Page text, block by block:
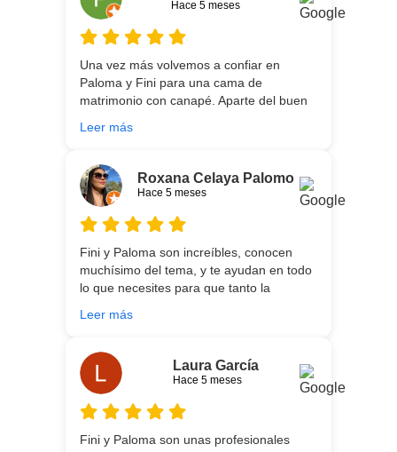
traen y montan :) encantada
Paloma y Fini para una cama de
matrimonio con canapé. Aparte del buen
asesoramiento que ofrecen,
personalizando totalmente las
experiencia es fantástica. Puntualizar
también que los chicos que nos trajeron y
montaron todo lo hicieron perfectamente,
preocupados por que quedase
perfectamente y a nuestro gusto, además
muy rápidos. Volveremos a contar con
ellos para futuras compras. Muchas
gracias!
Hace 5 meses
muchísimo del tema, y te ayudan en todo
lo que necesites para que tanto la
experiencia de compra como el producto
que estés necesitando sean los mejores.
montaje, unos chicos encantadores. Hace
5 años conocí la tienda, y vuelvo
encantada de contar con su asesoría y
buenos productos. Gracias a todo el
equipo.
Hace 5 meses
excelentes. Estoy realmente contenta y